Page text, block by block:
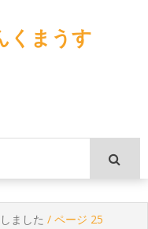
くまうす
ました / ページ 25